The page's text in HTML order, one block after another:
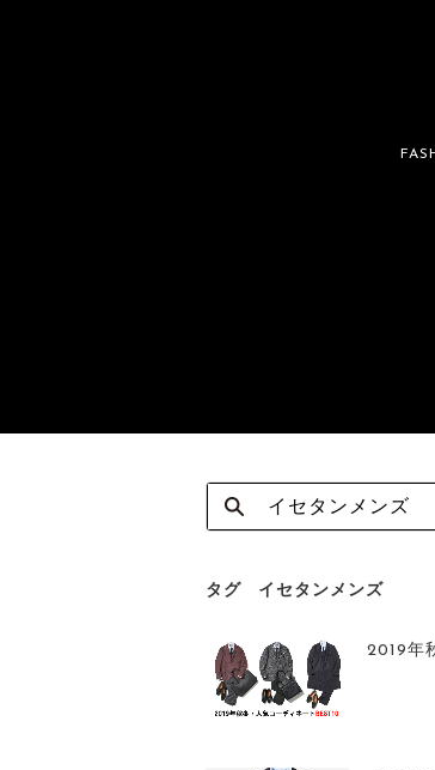
タグ イセタンメンズ
2019年